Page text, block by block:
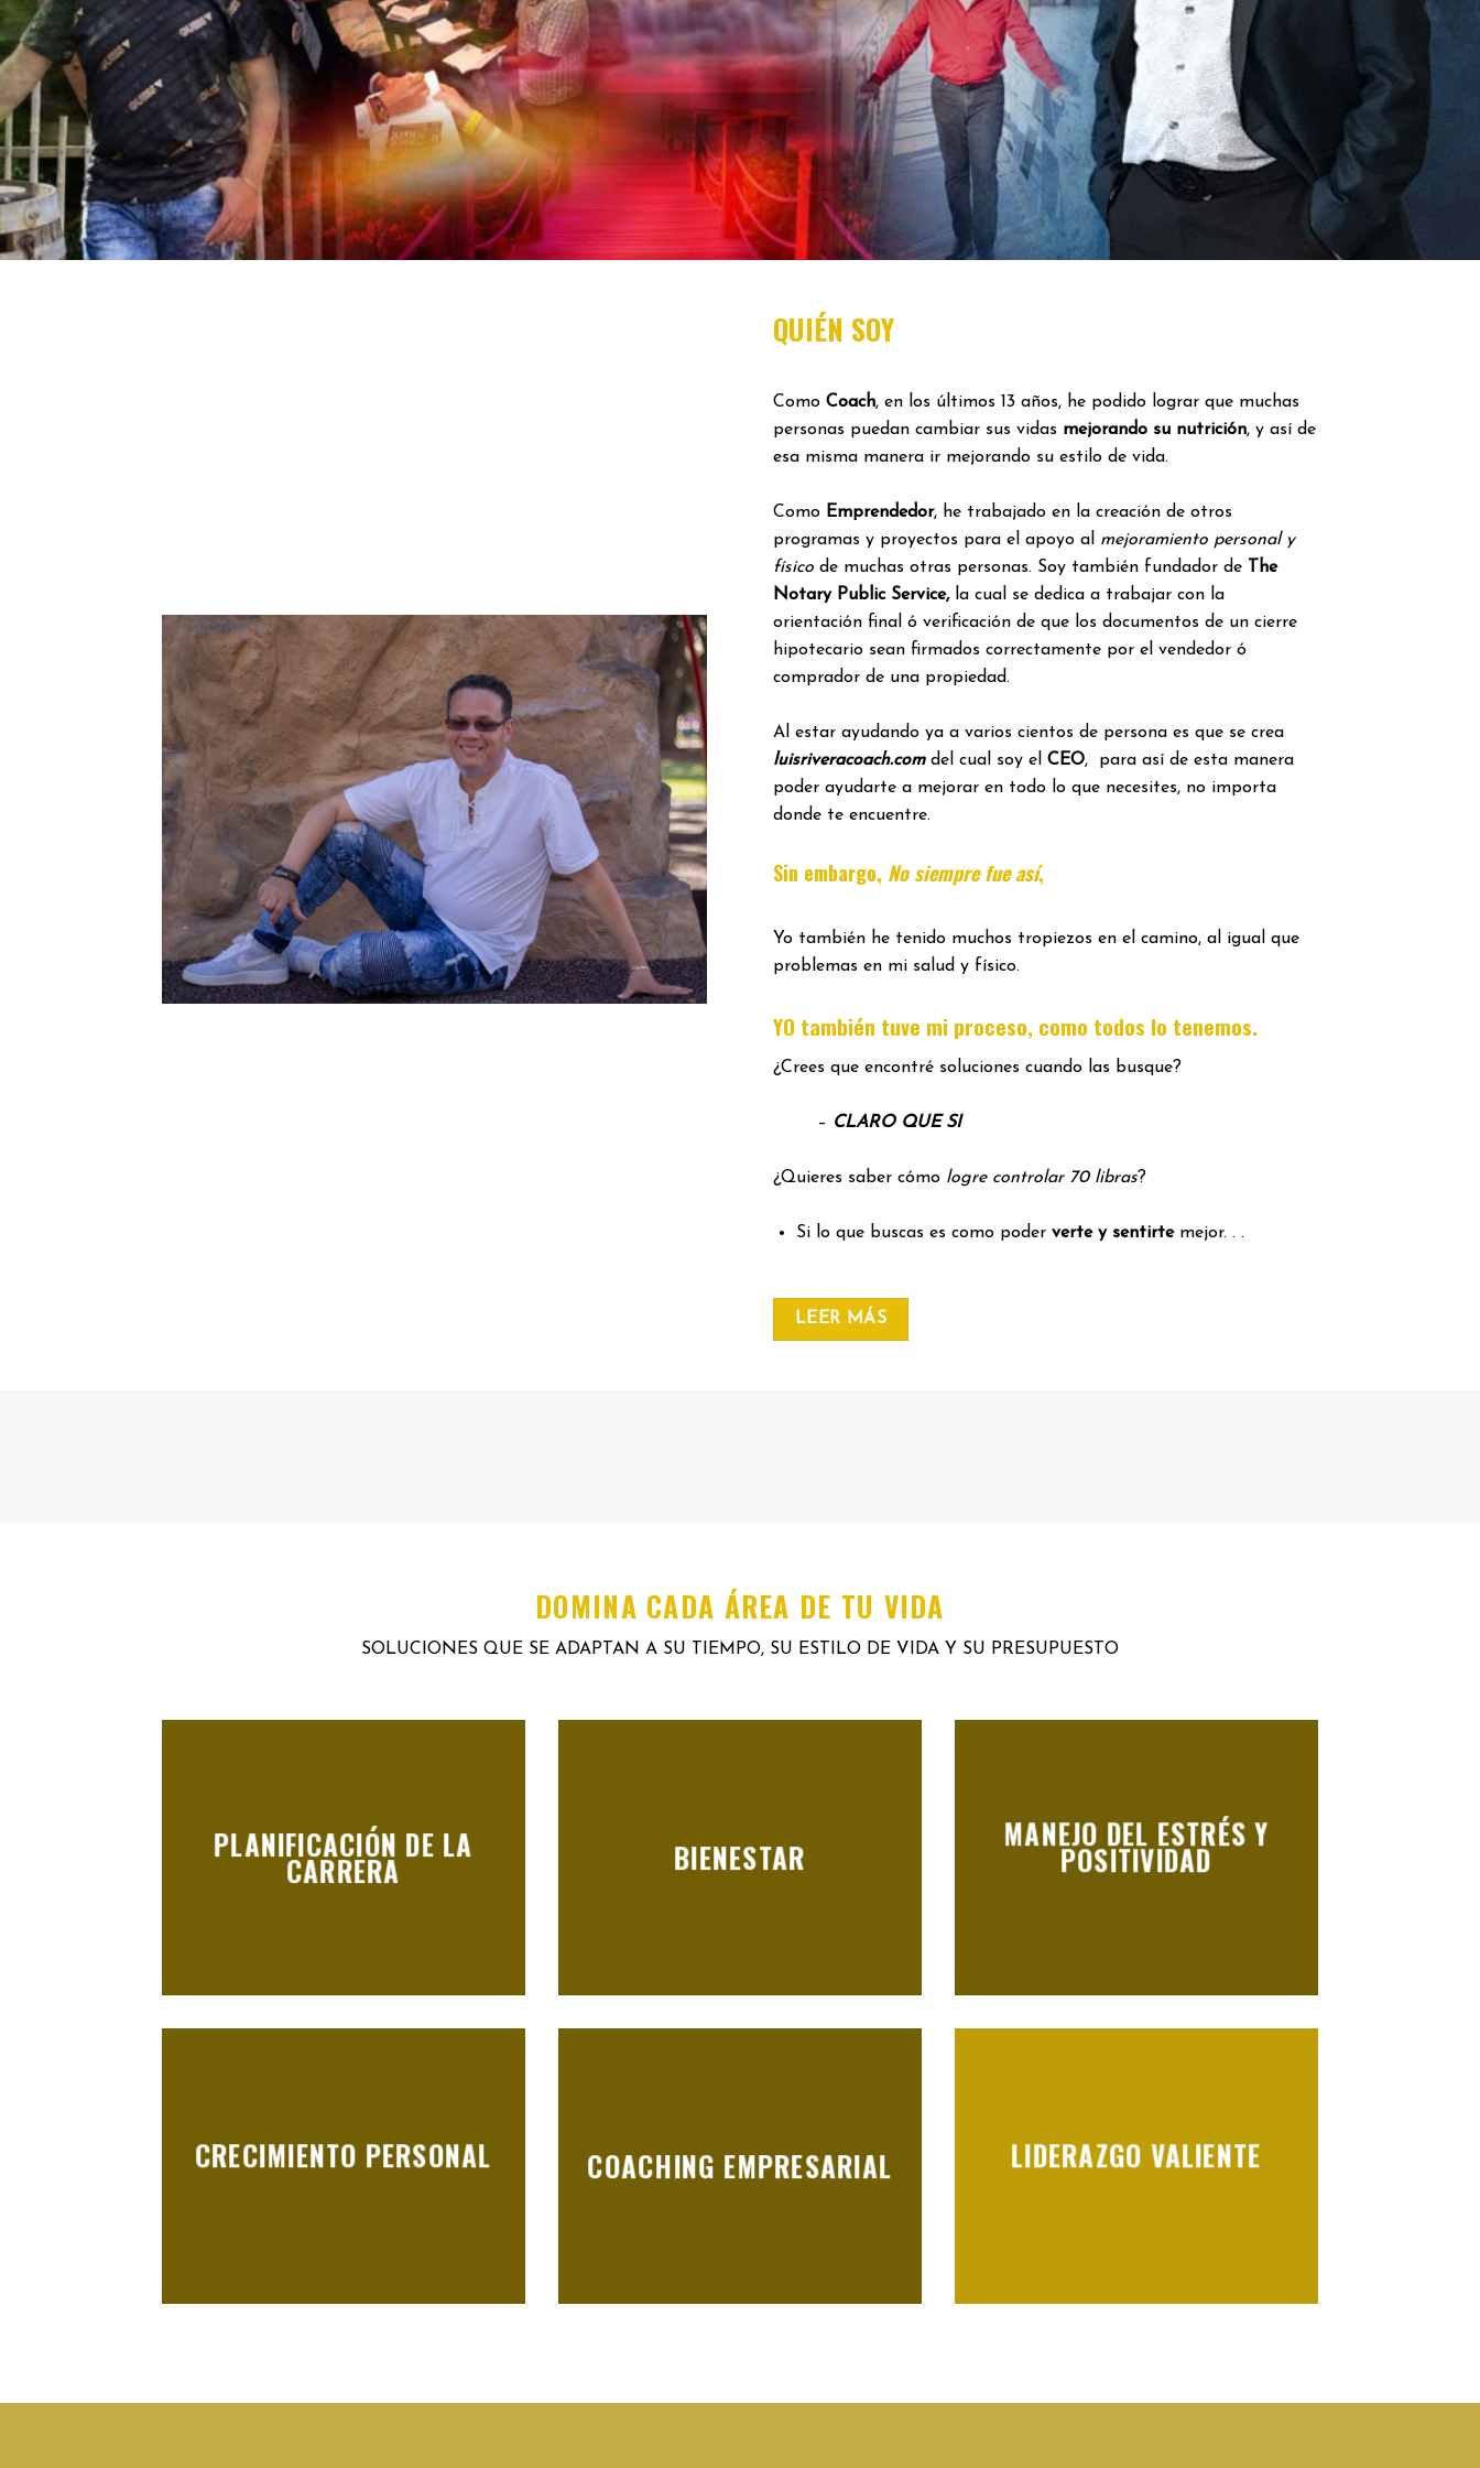
QUIÉN SOY
Como Coach, en los últimos 13 años, he podido lograr que muchas
personas puedan cambiar sus vidas mejorando su nutrición, y así de
esa misma manera ir mejorando su estilo de vida.
Como Emprendedor, he trabajado en la creación de otros
programas y proyectos para el apoyo al mejoramiento personal y
físico de muchas otras personas. Soy también fundador de
The
Notary Public Service,la cual se dedica a trabajar con la
orientación final ó verificación de que los documentos de un cierre
hipotecario sean firmados correctamente por el vendedor ó
comprador de una propiedad.
Al estar ayudando ya a varios cientos de persona es que se crea
luisriveracoach.comdel cual soy el CEO, para así de esta manera
poder ayudarte a mejorar en todo lo que necesites, no importa
donde te encuentre.
Sin embargo, No siempre fue así,
Yo también he tenido muchos tropiezos en el camino, al igual que
problemas en mi salud y físico.
YO también tuve mi proceso, como todos lo tenemos.
¿Crees que encontré soluciones cuando las busque?
– CLARO QUE SI
¿Quieres saber cómo logre controlar 70 libras?
Si lo que buscas es como poder verte y sentirtemejor. . .
LEER MÁS
DOMINA CADA ÁREA DE TU VIDA
SOLUCIONES QUE SE ADAPTAN A SU TIEMPO, SU ESTILO DE VIDA Y SU PRESUPUESTO
PLANIFICACIÓN DE LA
CARRERA BIENESTAR
MANEJO DEL ESTRÉS Y
POSITIVIDAD
CRECIMIENTO PERSONAL COACHING EMPRESARIAL LIDERAZGO VALIENTE